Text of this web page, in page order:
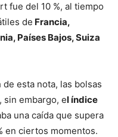
fue del 10 %, al tiempo
de Francia,
Países Bajos, Suiza
esta nota, las bolsas
sin embargo, el índice
una caída que supera
en ciertos momentos.